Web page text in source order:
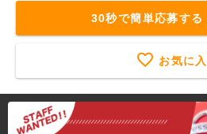
30秒で簡単応募する
お気に